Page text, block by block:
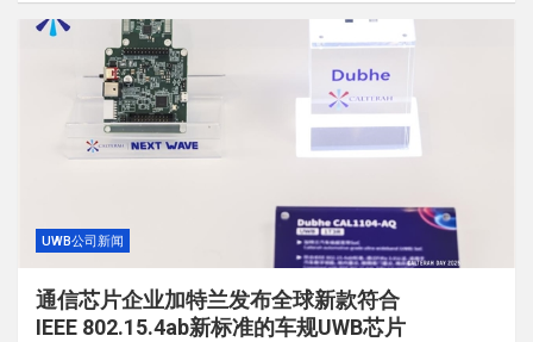
UWB公司新闻
通信芯片企业加特兰发布全球新款符合
IEEE 802.15.4ab新标准的车规UWB芯片